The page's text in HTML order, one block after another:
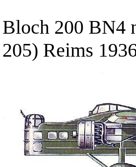
Bloch 200 BN4
205) Reims